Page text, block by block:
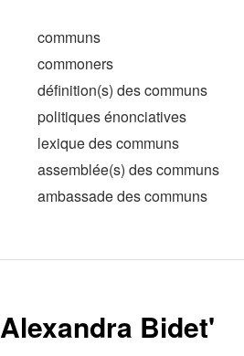
communs
commoners
définition(s) des communs
politiques énonciatives
lexique des communs
assemblée(s) des communs
ambassade des communs
Alexandra Bidet'